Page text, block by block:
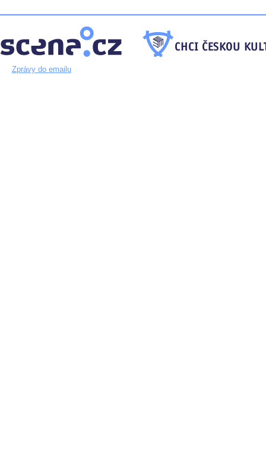
Zprávy do emailu